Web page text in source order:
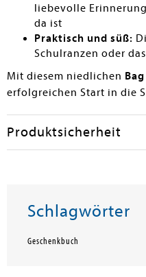
liebevolle
da ist
Praktisch und süß:
Schulranzen oder
Mit diesem niedlichen
erfolgreichen Start in die
Produktsicherheit
Schlagwörter
Geschenkbuch